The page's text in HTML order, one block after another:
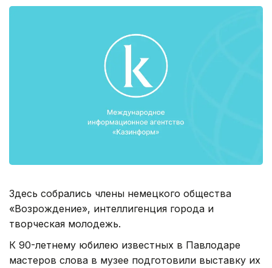
Здесь собрались члены немецкого общества
«Возрождение», интеллигенция города и
творческая молодежь.
К 90-летнему юбилею известных в Павлодаре
мастеров слова в музее подготовили выставку их